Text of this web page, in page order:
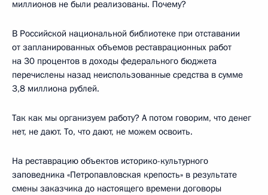
миллионов не были реализованы. Почему?
В Российской национальной библиотеке при отставании
от запланированных объемов реставрационных работ
на 30 процентов в доходы федерального бюджета
перечислены назад неиспользованные средства в сумме
3,8 миллиона рублей.
Так как мы организуем работу? А потом говорим, что денег
нет, не дают. То, что дают, не можем освоить.
На реставрацию объектов историко-культурного
заповедника «Петропавловская крепость» в результате
смены заказчика до настоящего времени договоры